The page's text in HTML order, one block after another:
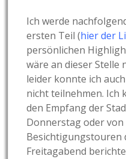
Ich werde
ersten Teil (hier der
persönlichen
wäre an dieser Stelle
leider konnte ich
nicht teilnehmen. Ich
den Empfang der
Donnerstag oder
Besichtigungstouren
Freitagabend